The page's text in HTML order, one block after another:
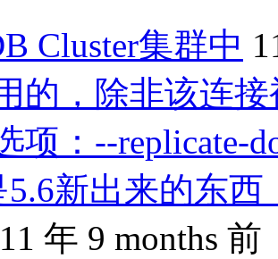
Cluster集群中
的，除非该连
项：--replicate-
5.6新出来的东
11 年 9 months 前